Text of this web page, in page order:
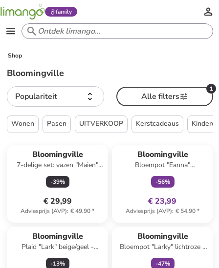
family
Shop
Bloomingville
Populariteit
1
Alle filters
Wonen Pasen UITVERKOOP Kerstcadeaus
Bloomingville
7-delige set: vazen "Maien"
meerkleurig
-39%
€ 29,99
Adviesprijs (AVP): € 49,90*
Bloomingville
Bloempot "Eanna"
wit/meerkleurig - (H)14 x Ø
19,5 cm
-56%
€ 23,99
Adviesprijs (AVP): € 54,90*
Bloomingville
Plaid "Lark" beige/geel -
(L)160 x (B)130 cm
-13%
Bloomingville
Bloempot "Larky" lichtroze -
(H)16 x Ø 11 cm
-47%